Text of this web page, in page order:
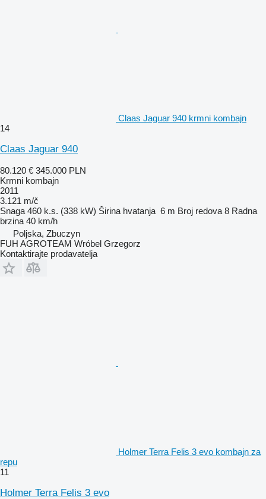
Claas Jaguar 940 krmni kombajn
14
Claas Jaguar 940
80.120 € 345.000 PLN
Krmni kombajn
2011
3.121 m/č
Snaga 460 k.s. (338 kW) Širina hvatanja 6 m Broj redova 8 Radna
brzina 40 km/h
Poljska, Zbuczyn
FUH AGROTEAM Wróbel Grzegorz
Kontaktirajte prodavatelja
Holmer Terra Felis 3 evo kombajn za
repu
11
Holmer Terra Felis 3 evo